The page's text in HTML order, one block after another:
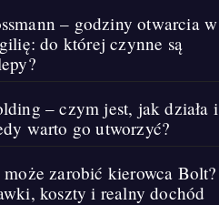
– godziny otwarcia w
do której czynne są
– czym jest, jak działa i
warto go utworzyć?
zarobić kierowca Bolt?
koszty i realny dochód